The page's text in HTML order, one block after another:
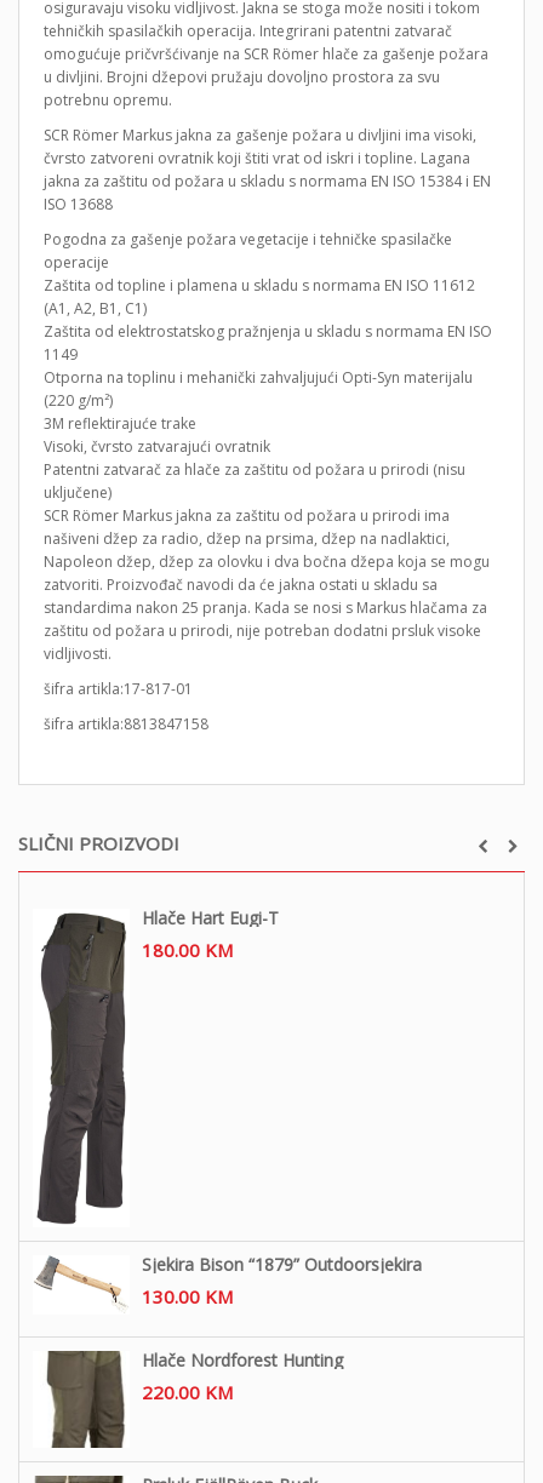
SLIČNI PROIZVODI
Hlače Hart Eugi-T
180.00 KM
Sjekira Bison “1879” Outdoorsjekira
130.00 KM
Hlače Nordforest Hunting
220.00 KM
osiguravaju visoku vidljivost. Jakna se stoga može nositi i tokom
tehničkih spasilačkih operacija. Integrirani patentni zatvarač
omogućuje pričvršćivanje na SCR Römer hlače za gašenje požara
u divljini. Brojni džepovi pružaju dovoljno prostora za svu
potrebnu opremu.
SCR Römer Markus jakna za gašenje požara u divljini ima visoki,
čvrsto zatvoreni ovratnik koji štiti vrat od iskri i topline. Lagana
jakna za zaštitu od požara u skladu s normama EN ISO 15384 i EN
ISO 13688
Pogodna za gašenje požara vegetacije i tehničke spasilačke
operacije
Zaštita od topline i plamena u skladu s normama EN ISO 11612
(A1, A2, B1, C1)
Zaštita od elektrostatskog pražnjenja u skladu s normama EN ISO
1149
Otporna na toplinu i mehanički zahvaljujući Opti-Syn materijalu
(220 g/m²)
3M reflektirajuće trake
Visoki, čvrsto zatvarajući ovratnik
Patentni zatvarač za hlače za zaštitu od požara u prirodi (nisu
uključene)
SCR Römer Markus jakna za zaštitu od požara u prirodi ima
našiveni džep za radio, džep na prsima, džep na nadlaktici,
Napoleon džep, džep za olovku i dva bočna džepa koja se mogu
zatvoriti. Proizvođač navodi da će jakna ostati u skladu sa
standardima nakon 25 pranja. Kada se nosi s Markus hlačama za
zaštitu od požara u prirodi, nije potreban dodatni prsluk visoke
vidljivosti.
šifra artikla:17-817-01
šifra artikla:8813847158